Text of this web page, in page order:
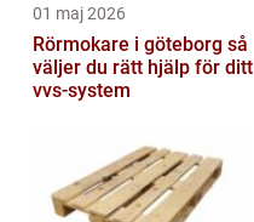
01 maj 2026
Rörmokare i göteborg så
väljer du rätt hjälp för ditt
vvs-system